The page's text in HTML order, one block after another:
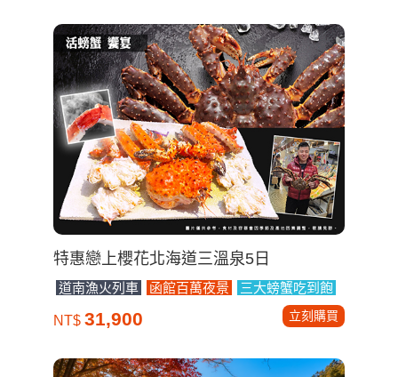
特惠戀上櫻花北海道三溫泉5日
道南漁火列車 函館百萬夜景 三大螃蟹吃到飽
NT$ 31,900 立刻購買